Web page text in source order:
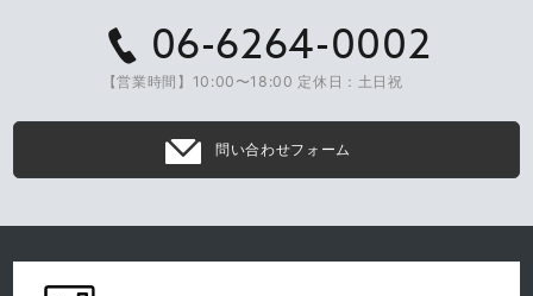
06-6264-0002
【営業時間】10:00〜18:00 定休日：土日祝
問い合わせフォーム